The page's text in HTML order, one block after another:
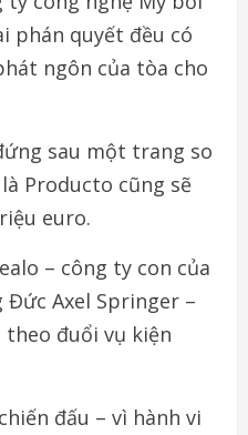
phán quyết đều có
ngôn của tòa cho
sau một trang so
Producto cũng sẽ
euro.
– công ty con của
Axel Springer –
đuổi vụ kiện
đấu – vì hành vi